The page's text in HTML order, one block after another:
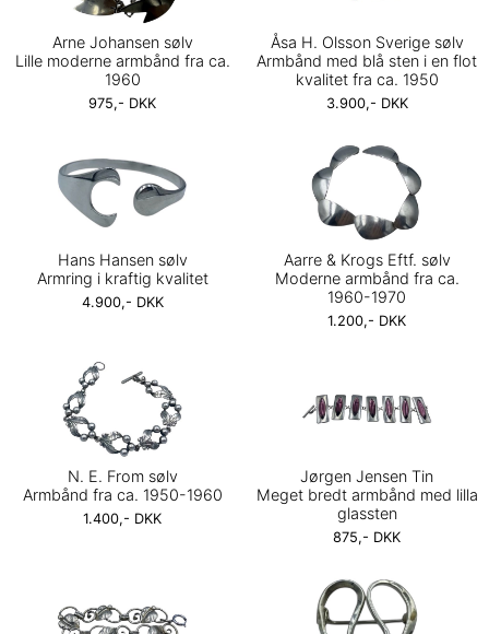
Arne Johansen sølv
Lille moderne armbånd fra ca.
1960
975,- DKK
Åsa H. Olsson Sverige sølv
Armbånd med blå sten i en flot
kvalitet fra ca. 1950
3.900,- DKK
Hans Hansen sølv
Armring i kraftig kvalitet
4.900,- DKK
Aarre & Krogs Eftf. sølv
Moderne armbånd fra ca.
1960-1970
1.200,- DKK
N. E. From sølv
Armbånd fra ca. 1950-1960
1.400,- DKK
Jørgen Jensen Tin
Meget bredt armbånd med lilla
glassten
875,- DKK